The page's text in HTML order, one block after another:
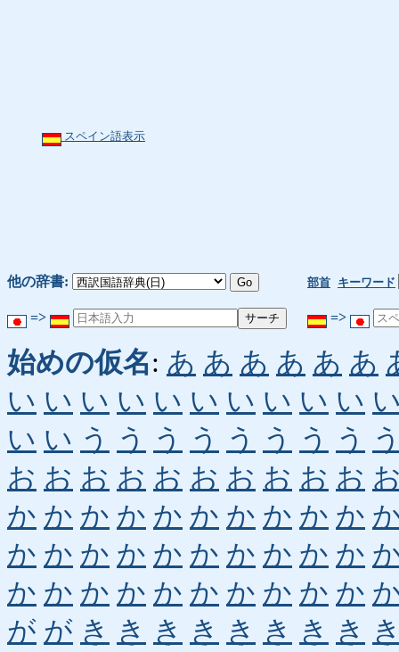
スペイン語表示
他の辞書: 部首 キーワード
=> =>
始めの仮名: あ あ あ あ あ あ
い い い い い い い い い い
い い う う う う う う う う
お お お お お お お お お お
か か か か か か か か か か
か か か か か か か か か か
か か か か か か か か か か
が が き き き き き き き き